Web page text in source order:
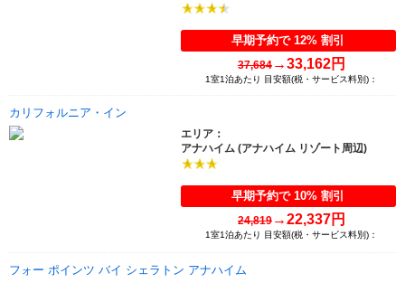
早期予約で 12% 割引
37,684→33,162円
1室1泊あたり 目安額(税・サービス料別)：
カリフォルニア・イン
エリア：
アナハイム (アナハイム リゾート周辺)
早期予約で 10% 割引
24,819→22,337円
1室1泊あたり 目安額(税・サービス料別)：
フォー ポインツ バイ シェラトン アナハイム